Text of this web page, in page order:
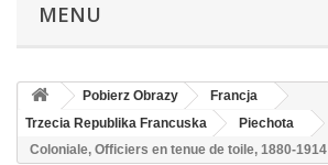
MENU
Pobierz Obrazy
Francja
Trzecia Republika Francuska
Piechota
Coloniale, Officiers en tenue de toile, 1880-1914